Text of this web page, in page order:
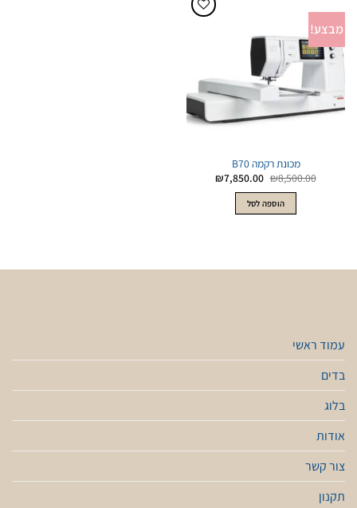
מבצע!
מכונת רקמה B70
₪8,500.00 המחיר
המקורי
היה:
₪8,500.00.
₪7,850.00 המחיר
הוספה לסל
עמוד ראשי
בדים
בלוג
אודות
צור קשר
תקנון